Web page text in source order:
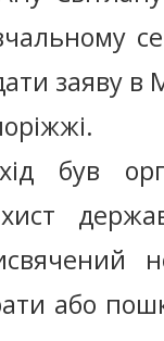
заяву в
був
або